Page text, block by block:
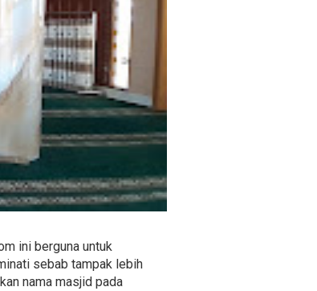
ini berguna untuk
sebab tampak lebih
nama masjid pada